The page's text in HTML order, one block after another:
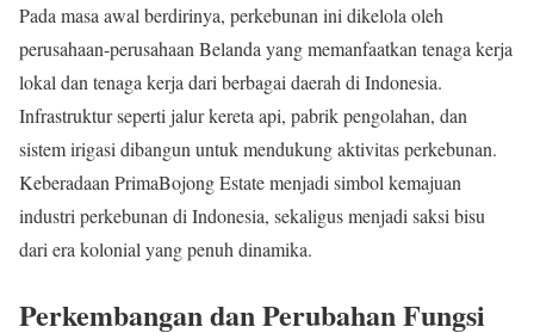
Pada masa awal berdirinya, perkebunan ini dikelola oleh
perusahaan-perusahaan Belanda yang memanfaatkan tenaga kerja
lokal dan tenaga kerja dari berbagai daerah di Indonesia.
Infrastruktur seperti jalur kereta api, pabrik pengolahan, dan
sistem irigasi dibangun untuk mendukung aktivitas perkebunan.
Keberadaan PrimaBojong Estate menjadi simbol kemajuan
industri perkebunan di Indonesia, sekaligus menjadi saksi bisu
dari era kolonial yang penuh dinamika.
Perkembangan dan Perubahan Fungsi